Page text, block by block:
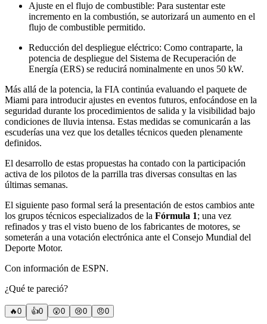
Ajuste en el flujo de combustible: Para sustentar este
incremento en la combustión, se autorizará un aumento en el
flujo de combustible permitido.
Reducción del despliegue eléctrico: Como contraparte, la
potencia de despliegue del Sistema de Recuperación de
Energía (ERS) se reducirá nominalmente en unos 50 kW.
Más allá de la potencia, la FIA continúa evaluando el paquete de
Miami para introducir ajustes en eventos futuros, enfocándose en la
seguridad durante los procedimientos de salida y la visibilidad bajo
condiciones de lluvia intensa. Estas medidas se comunicarán a las
escuderías una vez que los detalles técnicos queden plenamente
definidos.
El desarrollo de estas propuestas ha contado con la participación
activa de los pilotos de la parrilla tras diversas consultas en las
últimas semanas.
El siguiente paso formal será la presentación de estos cambios ante
los grupos técnicos especializados de la Fórmula 1; una vez
refinados y tras el visto bueno de los fabricantes de motores, se
someterán a una votación electrónica ante el Consejo Mundial del
Deporte Motor.
Con información de ESPN.
¿Qué te pareció?
🔥0 👍0 😲0 😢0 😠0